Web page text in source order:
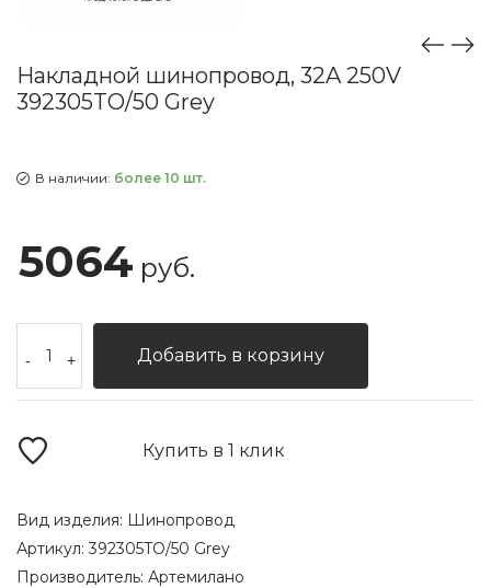
Накладной шинопровод, 32A 250V
392305TO/50 Grey
В наличии: более 10 шт.
5064 руб.
- + Добавить в корзину
Купить в 1 клик
Вид изделия: Шинопровод
Артикул:392305TO/50 Grey
Производитель: Артемилано